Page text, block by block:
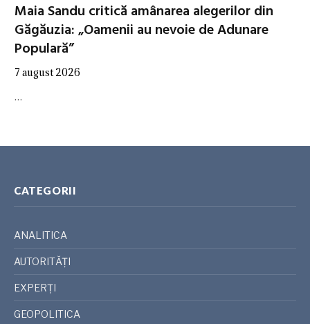
Maia Sandu critică amânarea alegerilor din
Găgăuzia: „Oamenii au nevoie de Adunare
Populară”
7 august 2026
…
CATEGORII
ANALITICA
AUTORITĂȚI
EXPERȚI
GEOPOLITICA